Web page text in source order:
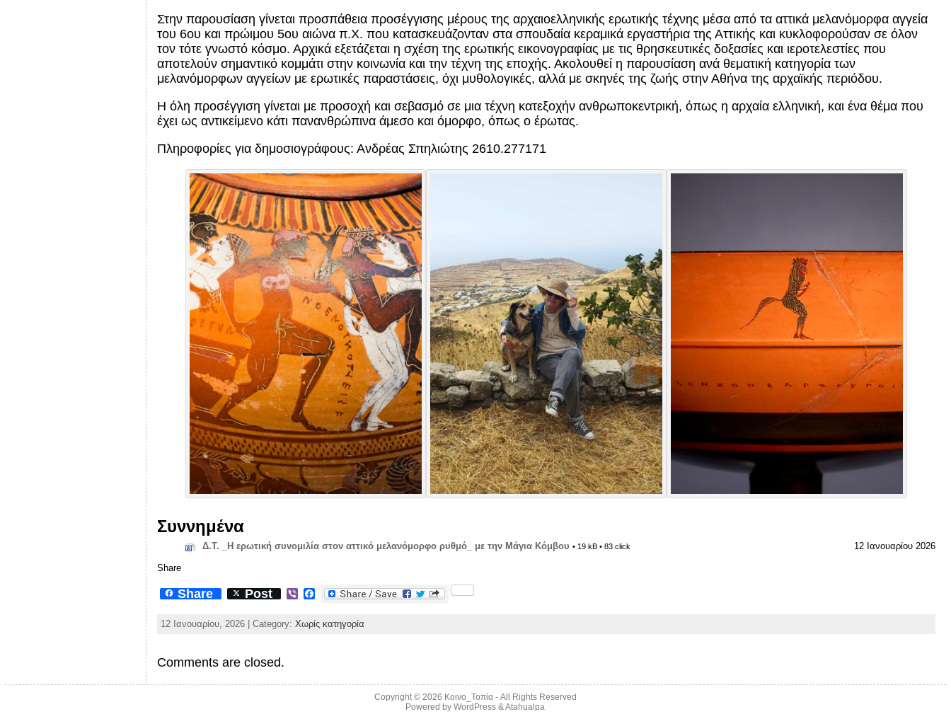
Στην παρουσίαση γίνεται προσπάθεια προσέγγισης μέρους της αρχαιοελληνικής ερωτικής τέχνης μέσα από τα αττικά μελανόμορφα αγγεία
του 6ου και πρώιμου 5ου αιώνα π.Χ. που κατασκευάζονταν στα σπουδαία κεραμικά εργαστήρια της Αττικής και κυκλοφορούσαν σε όλον
τον τότε γνωστό κόσμο. Αρχικά εξετάζεται η σχέση της ερωτικής εικονογραφίας με τις θρησκευτικές δοξασίες και ιεροτελεστίες που
αποτελούν σημαντικό κομμάτι στην κοινωνία και την τέχνη της εποχής. Ακολουθεί η παρουσίαση ανά θεματική κατηγορία των
μελανόμορφων αγγείων με ερωτικές παραστάσεις, όχι μυθολογικές, αλλά με σκηνές της ζωής στην Αθήνα της αρχαϊκής περιόδου.
Η όλη προσέγγιση γίνεται με προσοχή και σεβασμό σε μια τέχνη κατεξοχήν ανθρωποκεντρική, όπως η αρχαία ελληνική, και ένα θέμα που
έχει ως αντικείμενο κάτι πανανθρώπινα άμεσο και όμορφο, όπως ο έρωτας.
Πληροφορίες για δημοσιογράφους: Ανδρέας Σπηλιώτης 2610.277171
Συννημένα
Δ.Τ. _Η ερωτική συνομιλία στον αττικό μελανόμορφο ρυθμό_ με την Μάγια Κόμβου • 19 kB • 83 click 12 Ιανουαρίου 2026
Share
Share Post
V
b
e
F
c
e
12 Ιανουαρίου, 2026 | Category: Χωρίς κατηγορία
Comments are closed.
Copyright © 2026 Κοινο_Τοπία- All Rights Reserved
Powered byWordPress &Atahualpa